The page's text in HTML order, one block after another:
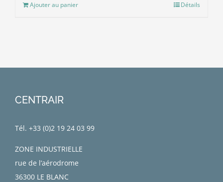
Ajouter au panier Détails
CENTRAIR
Tél. +33 (0)2 19 24 03 99
ZONE INDUSTRIELLE
rue de l’aérodrome
36300 LE BLANC